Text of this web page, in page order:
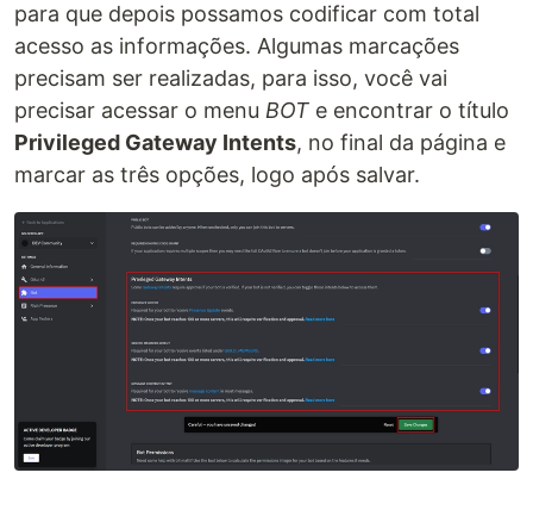
para que depois possamos codificar com total
acesso as informações. Algumas marcações
precisam ser realizadas, para isso, você vai
precisar acessar o menu BOT e encontrar o título
Privileged Gateway Intents, no final da página e
marcar as três opções, logo após salvar.